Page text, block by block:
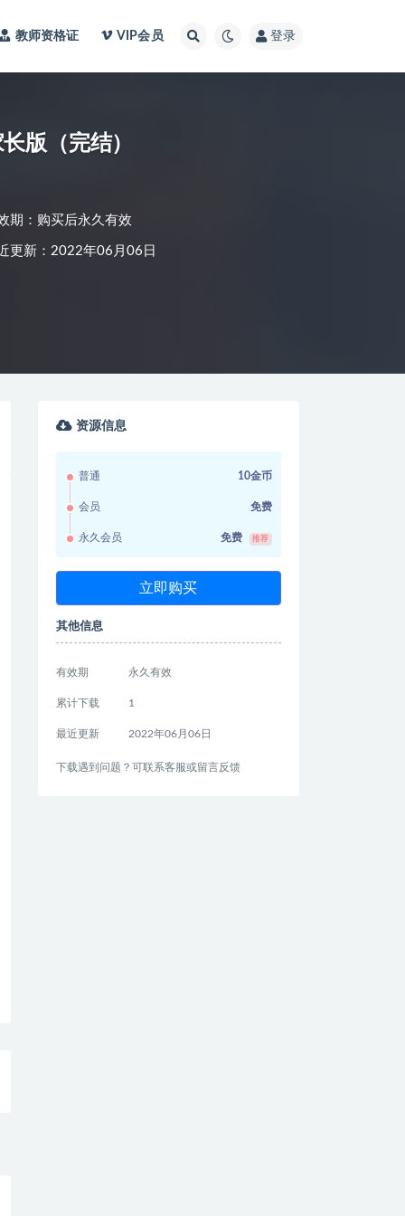
教师资格证 VIP会员 登录
版（完结）
期：购买后永久有效
更新：2022年06月06日
资源信息
普通 10金币
会员 免费
永久会员 免费 推荐
立即购买
其他信息
有效期 永久有效
累计下载 1
最近更新 2022年06月06日
下载遇到问题？可联系客服或留言反馈